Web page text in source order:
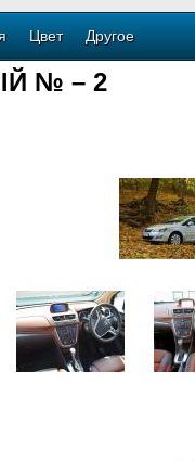
Цвет Другое
№ – 2